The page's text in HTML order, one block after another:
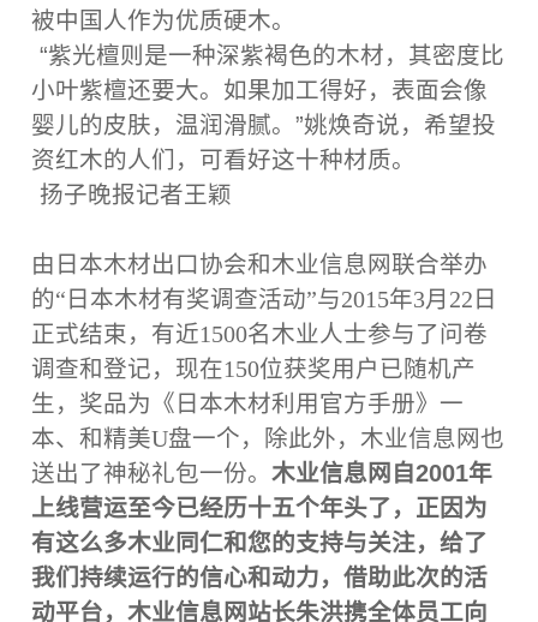
被中国人作为优质硬木。
“紫光檀则是一种深紫褐色的木材，其密度比
小叶紫檀还要大。如果加工得好，表面会像
婴儿的皮肤，温润滑腻。”姚焕奇说，希望投
资红木的人们，可看好这十种材质。
扬子晚报记者王颖
由日本木材出口协会和木业信息网联合举办
的“日本木材有奖调查活动”与2015年3月22日
正式结束，有近1500名木业人士参与了问卷
调查和登记，现在150位获奖用户已随机产
生，奖品为《日本木材利用官方手册》一
本、和精美U盘一个，除此外，木业信息网也
送出了神秘礼包一份。 木业信息网自2001年
上线营运至今已经历十五个年头了，正因为
有这么多木业同仁和您的支持与关注，给了
我们持续运行的信心和动力，借助此次的活
动平台，木业信息网站长朱洪携全体员工向